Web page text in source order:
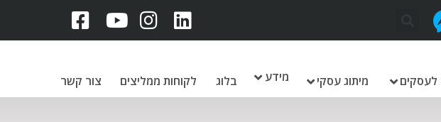
לעסקים מיתוג עסקי מידע בלוג לקוחות ממליצים צור קשר